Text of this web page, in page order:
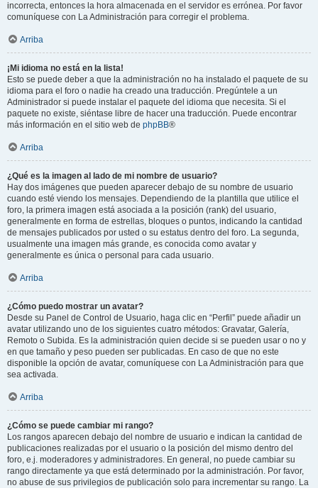
incorrecta, entonces la hora almacenada en el servidor es errónea. Por favor
comuníquese con La Administración para corregir el problema.
Arriba
¡Mi idioma no está en la lista!
Esto se puede deber a que la administración no ha instalado el paquete de su
idioma para el foro o nadie ha creado una traducción. Pregúntele a un
Administrador si puede instalar el paquete del idioma que necesita. Si el
paquete no existe, siéntase libre de hacer una traducción. Puede encontrar
más información en el sitio web de phpBB®
Arriba
¿Qué es la imagen al lado de mi nombre de usuario?
Hay dos imágenes que pueden aparecer debajo de su nombre de usuario
cuando esté viendo los mensajes. Dependiendo de la plantilla que utilice el
foro, la primera imagen está asociada a la posición (rank) del usuario,
generalmente en forma de estrellas, bloques o puntos, indicando la cantidad
de mensajes publicados por usted o su estatus dentro del foro. La segunda,
usualmente una imagen más grande, es conocida como avatar y
generalmente es única o personal para cada usuario.
Arriba
¿Cómo puedo mostrar un avatar?
Desde su Panel de Control de Usuario, haga clic en “Perfil” puede añadir un
avatar utilizando uno de los siguientes cuatro métodos: Gravatar, Galería,
Remoto o Subida. Es la administración quien decide si se pueden usar o no y
en que tamaño y peso pueden ser publicadas. En caso de que no este
disponible la opción de avatar, comuníquese con La Administración para que
sea activada.
Arriba
¿Cómo se puede cambiar mi rango?
Los rangos aparecen debajo del nombre de usuario e indican la cantidad de
publicaciones realizadas por el usuario o la posición del mismo dentro del
foro, e.j. moderadores y administradores. En general, no puede cambiar su
rango directamente ya que está determinado por la administración. Por favor,
no abuse de sus privilegios de publicación solo para incrementar su rango. La